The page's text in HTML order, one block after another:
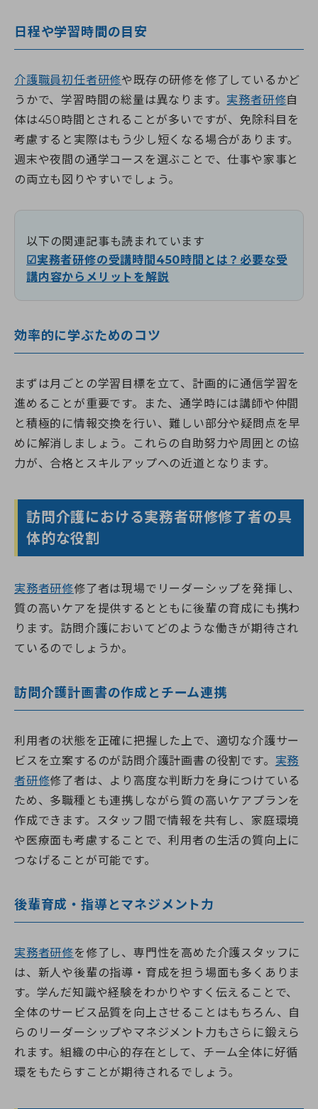
日程や学習時間の目安
介護職員初任者研修や既存の研修を修了しているかど
うかで、学習時間の総量は異なります。 実務者研修自
体は450時間とされることが多いですが、免除科目を
考慮すると実際はもう少し短くなる場合があります。
週末や夜間の通学コースを選ぶことで、仕事や家事と
の両立も図りやすいでしょう。
以下の関連記事も読まれています
☑実務者研修の受講時間450時間とは？必要な受
講内容からメリットを解説
効率的に学ぶためのコツ
まずは月ごとの学習目標を立て、計画的に通信学習を
進めることが重要です。また、通学時には講師や仲間
と積極的に情報交換を行い、難しい部分や疑問点を早
めに解消しましょう。これらの自助努力や周囲との協
力が、合格とスキルアップへの近道となります。
訪問介護における実務者研修修了者の具
体的な役割
実務者研修修了者は現場でリーダーシップを発揮し、
質の高いケアを提供するとともに後輩の育成にも携わ
ります。訪問介護においてどのような働きが期待され
ているのでしょうか。
訪問介護計画書の作成とチーム連携
利用者の状態を正確に把握した上で、適切な介護サー
ビスを立案するのが訪問介護計画書の役割です。 実務
者研修修了者は、より高度な判断力を身につけている
ため、多職種とも連携しながら質の高いケアプランを
作成できます。スタッフ間で情報を共有し、家庭環境
や医療面も考慮することで、利用者の生活の質向上に
つなげることが可能です。
後輩育成・指導とマネジメント力
実務者研修を修了し、専門性を高めた介護スタッフに
は、新人や後輩の指導・育成を担う場面も多くありま
す。学んだ知識や経験をわかりやすく伝えることで、
全体のサービス品質を向上させることはもちろん、自
らのリーダーシップやマネジメント力もさらに鍛えら
れます。組織の中心的存在として、チーム全体に好循
環をもたらすことが期待されるでしょう。